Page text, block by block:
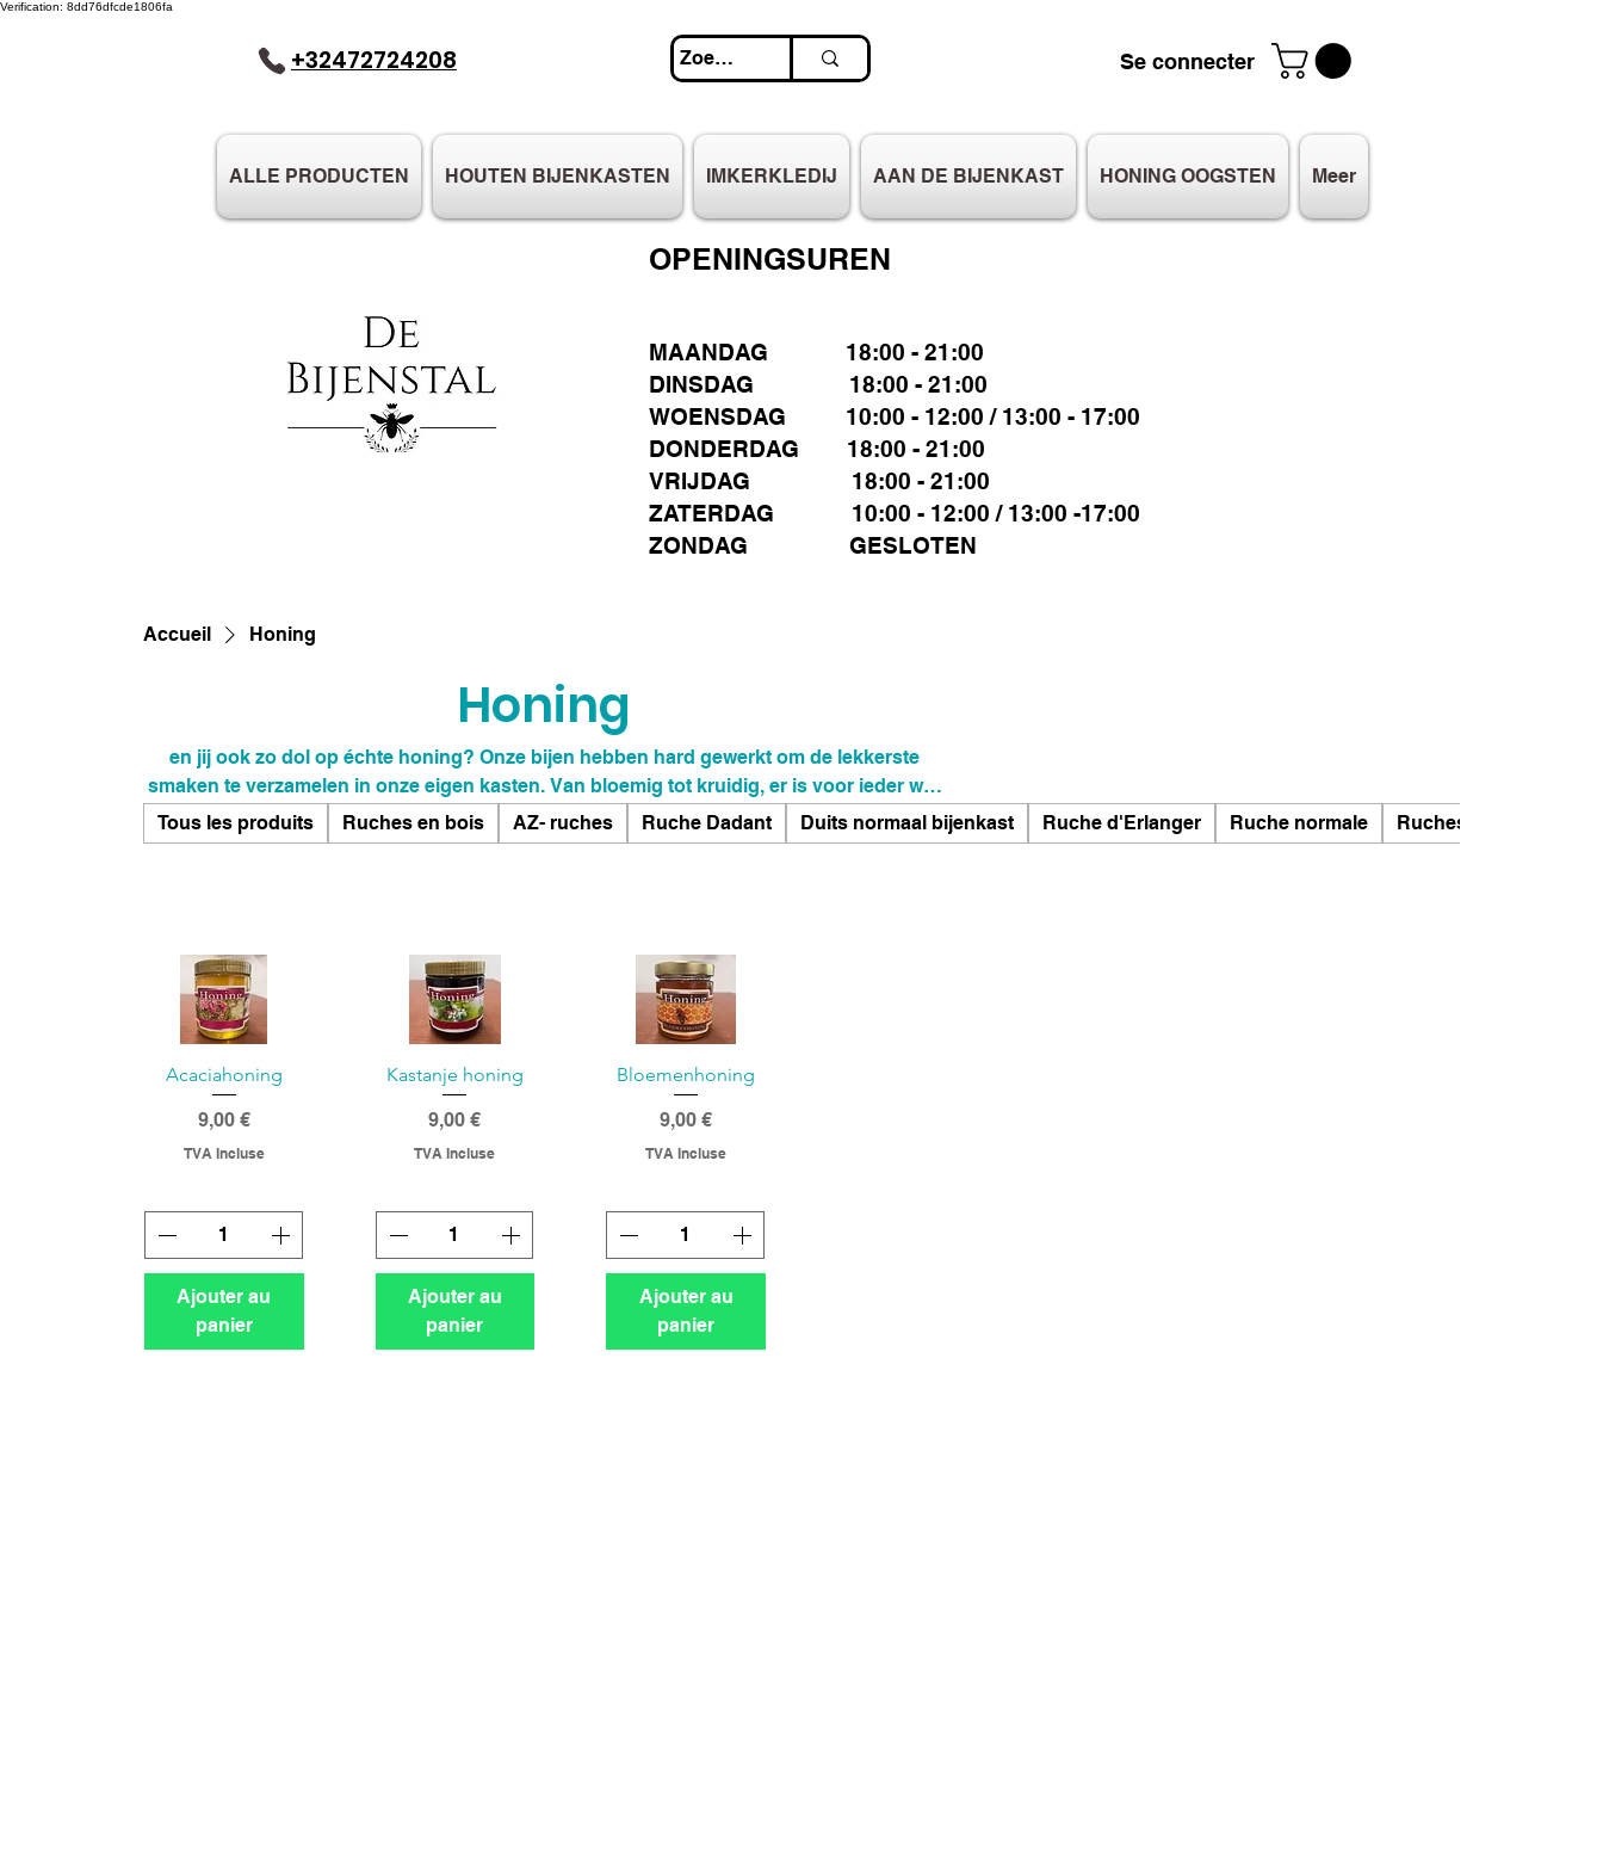
Verification: 8dd76dfcde1806fa
+32472724208 Se connecter
ALLE PRODUCTEN HOUTEN BIJENKASTEN IMKERKLEDIJ AAN DE BIJENKAST HONING OOGSTEN Meer
OPENINGSUREN
MAANDAG 18:00 - 21:00
DINSDAG 18:00 - 21:00
WOENSDAG 10:00 - 12:00 / 13:00 - 17:00
DONDERDAG 18:00 - 21:00
VRIJDAG 18:00 - 21:00
ZATERDAG 10:00 - 12:00 / 13:00 -17:00
ZONDAG GESLOTEN
Accueil Honing
Honing
en jij ook zo dol op échte honing? Onze bijen hebben hard gewerkt om de lekkerste
smaken te verzamelen in onze eigen kasten. Van bloemig tot kruidig, er is voor ieder wat
wils. Neem snel een kijkje op onze site voor alle varianten.
Tous les produits Ruches en bois AZ- ruches Ruche Dadant Duits normaal bijenkast Ruche d'Erlanger Ruche normale Ruches Segeberger
Acaciahoning
Prix
9,00 €
TVA Incluse
Ajouter au
panier
Kastanje honing
Prix
9,00 €
TVA Incluse
Ajouter au
panier
Bloemenhoning
Prix
9,00 €
TVA Incluse
Ajouter au
panier